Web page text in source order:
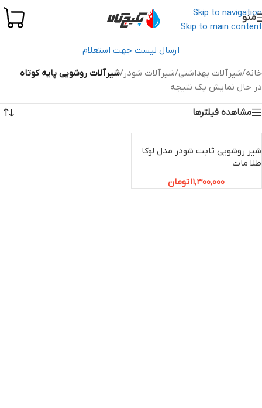
Skip to navigation
Skip to main content
منو
ارسال لیست جهت استعلام
خانه/شیرآلات بهداشتی/شیرآلات شودر/شیرآلات روشویی پایه کوتاه
در حال نمایش یک نتیجه
مشاهده فیلترها
شیر روشویی ثابت شودر مدل لوکا
طلا مات
11,300,000تومان